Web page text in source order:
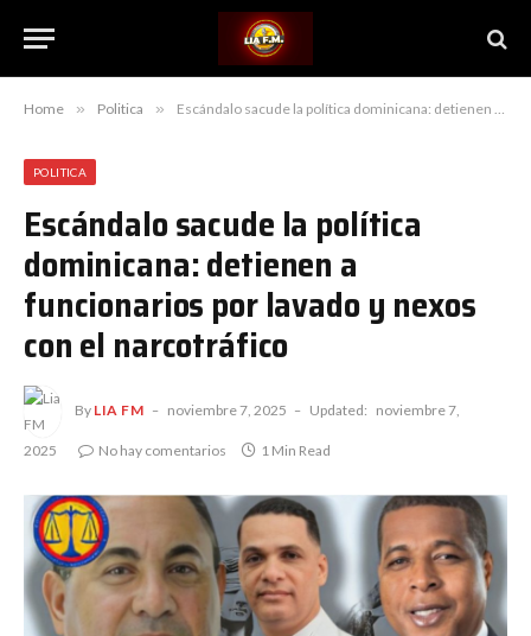
Home » Politica » Escándalo sacude la política dominicana: detienen a funcionarios por lavado y nexos con el narcotráfico
POLITICA
Escándalo sacude la política
dominicana: detienen a
funcionarios por lavado y nexos
con el narcotráfico
By LIA FM noviembre 7, 2025 Updated: noviembre 7,
2025 No hay comentarios 1 Min Read